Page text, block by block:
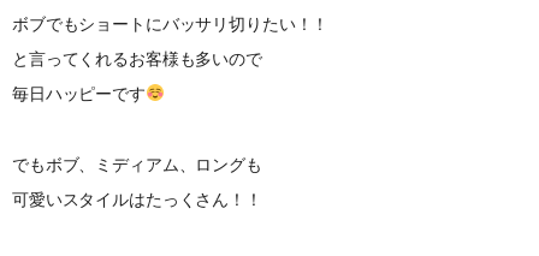
ボブでもショートにバッサリ切りたい！！
と言ってくれるお客様も多いので
毎日ハッピーです
でもボブ、ミディアム、ロングも
可愛いスタイルはたっくさん！！